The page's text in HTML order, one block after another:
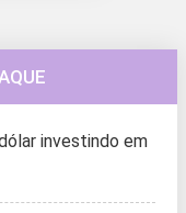
investindo em